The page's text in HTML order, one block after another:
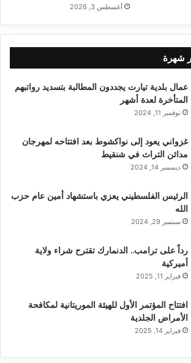
أغسطس 3, 2026
شهرة
عمال بلدية تيارت يجددون المطالبة بتسديد رواتبهم
المتأخرة لعدة أشهر
نوفمبر 11, 2024
غزواني يعود إلى نواكشوط بعد افتتاحه لمهرجان
مدائن التراث في شنقيط
ديسمبر 14, 2024
الرئيس الفلسطيني يعزي باستشهاد أمين عام حزب
الله
سبتمبر 29, 2024
رداً على ترامب.. الدنمارك تقترح شراء ولاية
أميركية
فبراير 11, 2025
افتتاح المؤتمر الأول للهيئة الموريتانية لمكافحة
الأمراض الجلدية
فبراير 14, 2025